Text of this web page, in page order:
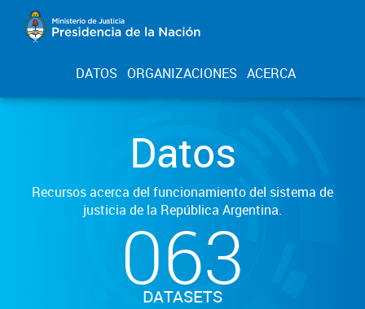
DATOS ORGANIZACIONES ACERCA
Datos
Recursos acerca del funcionamiento del sistema de
justicia de la República Argentina.
063
DATASETS